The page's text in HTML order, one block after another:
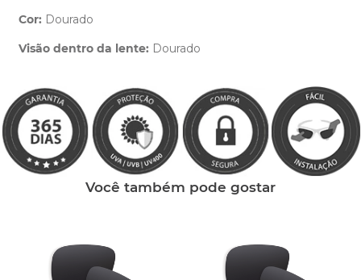
Cor: Dourado
Visão dentro da lente: Dourado
Você também pode gostar